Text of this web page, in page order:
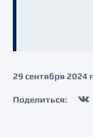
29 сентября 2024
Поделиться: